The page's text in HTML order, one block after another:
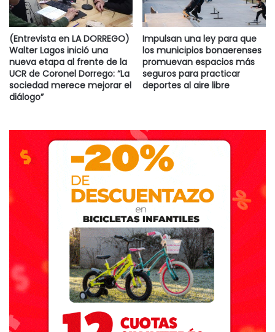
que gran parte del área se encontraba anegada”, publicó la
BCPBB.
La superficie de trigo finalizó en 1.620.000 hectáreas,
mientras que cebada concluyó en 780.000 hectáreas. El
aumento de área sumado a la estimación de mejores
rendimientos obtenidos en el AgroTour incrementaría la
El volumen esperado de 5,5 millones de toneladas de trigo
representaría un aumento del 22% comparado con la
producción de la última campaña agrícola, mientras que las
2,8 millones de toneladas de cebada significarían una suba
similar del 22%.
Circuito Mar
Este circuito involucra el sudeste de la provincia de
Buenos Aires, buena parte de la subregión triguera IV y el
sur de la subregión triguera V sur, pudiéndose nombrar
algunas localidades claves comoCoronel Dorrego
, Tres
(Entrevista en LA DORREGO)
Walter Lagos inició una
nueva etapa al frente de la
UCR de Coronel Dorrego: “La
sociedad merece mejorar el
diálogo”
Impulsan una ley para que
los municipios bonaerenses
promuevan espacios más
seguros para practicar
deportes al aire libre